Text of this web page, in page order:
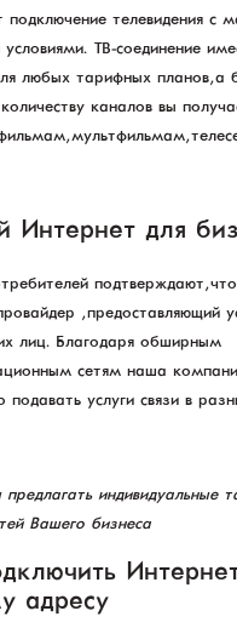
подключение телевидения с
ТВ-соединение
любых тарифных планов, а
каналов вы
мультфильмам,
Интернет для
подтверждают, что
, предоставляющий
лиц. Благодаря обширным
сетям наша
подавать услуги связи в
индивидуальные
Вашего бизнеса
адресу